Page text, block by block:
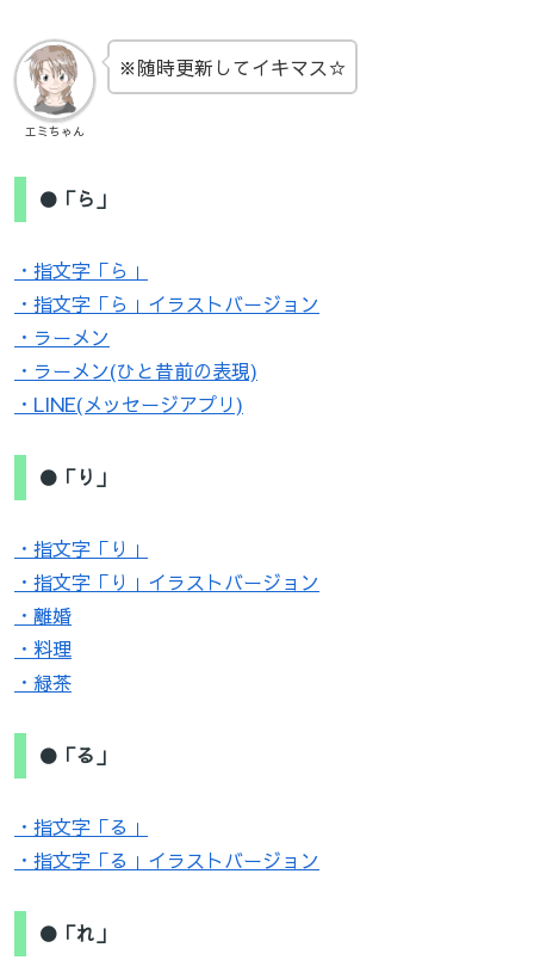
エミちゃん
※随時更新してイキマス☆
●「ら」
・指文字「ら」
・指文字「ら」イラストバージョン
・ラーメン
・ラーメン(ひと昔前の表現)
・LINE(メッセージアプリ)
●「り」
・指文字「り」
・指文字「り」イラストバージョン
・離婚
・料理
・緑茶
●「る」
・指文字「る」
・指文字「る」イラストバージョン
●「れ」